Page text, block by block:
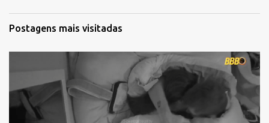
Postagens mais visitadas